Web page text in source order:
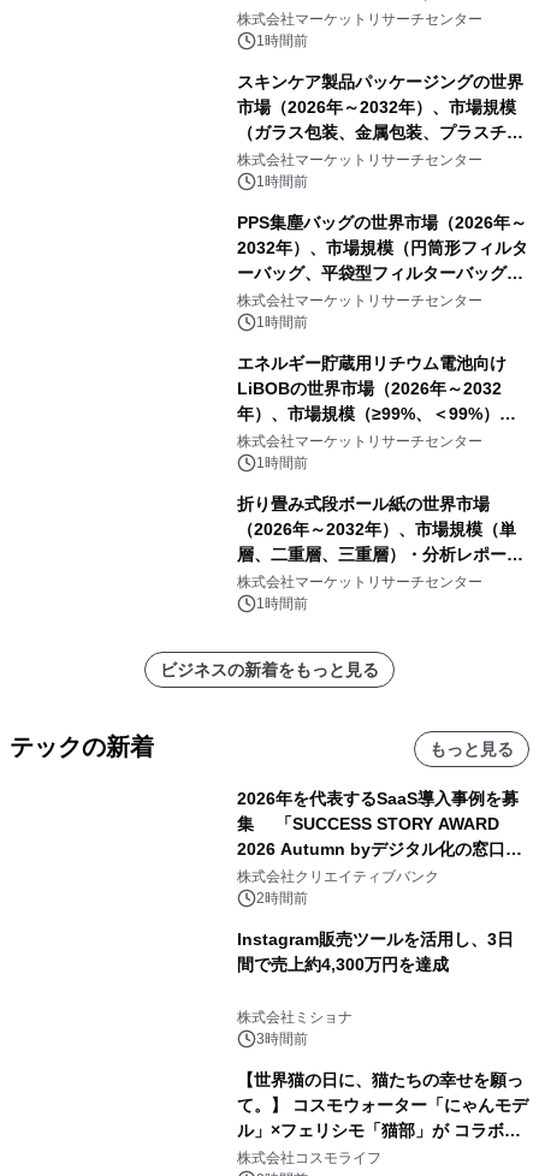
ートを発表
株式会社マーケットリサーチセンター
1時間前
スキンケア製品パッケージングの世界
市場（2026年～2032年）、市場規模
（ガラス包装、金属包装、プラスチッ
ク包装、その他）・分析レポートを発
表
株式会社マーケットリサーチセンター
1時間前
PPS集塵バッグの世界市場（2026年～
2032年）、市場規模（円筒形フィルタ
ーバッグ、平袋型フィルターバッグ、
プリーツフィルターバッグ、その
他）・分析レポートを発表
株式会社マーケットリサーチセンター
1時間前
エネルギー貯蔵用リチウム電池向け
LiBOBの世界市場（2026年～2032
年）、市場規模（≥99%、＜99%）・
分析レポートを発表
株式会社マーケットリサーチセンター
1時間前
折り畳み式段ボール紙の世界市場
（2026年～2032年）、市場規模（単
層、二重層、三重層）・分析レポート
を発表
株式会社マーケットリサーチセンター
1時間前
ビジネスの新着をもっと見る
テックの新着 もっと見る
2026年を代表するSaaS導入事例を募
集 「SUCCESS STORY AWARD
2026 Autumn byデジタル化の窓口」
開催
株式会社クリエイティブバンク
2時間前
Instagram販売ツールを活用し、3日
間で売上約4,300万円を達成
株式会社ミショナ
3時間前
【世界猫の日に、猫たちの幸せを願っ
て。】 コスモウォーター「にゃんモデ
ル」×フェリシモ「猫部」が コラボキ
ャンペーンを実施
株式会社コスモライフ